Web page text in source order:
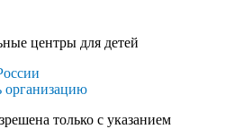
центры для детей
организацию
только с указанием